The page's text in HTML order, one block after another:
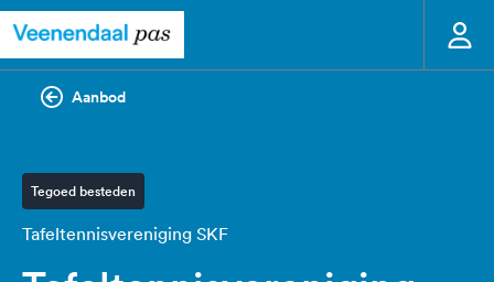
Aanbod
Tegoed besteden
Tafeltennisvereniging SKF